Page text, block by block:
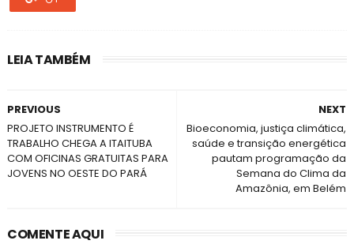
LEIA TAMBÉM
NEXT
Bioeconomia, justiça climática,
saúde e transição energética
pautam programação da
Semana do Clima da
Amazônia, em Belém
PREVIOUS
PROJETO INSTRUMENTO É
TRABALHO CHEGA A ITAITUBA
COM OFICINAS GRATUITAS PARA
JOVENS NO OESTE DO PARÁ
COMENTE AQUI